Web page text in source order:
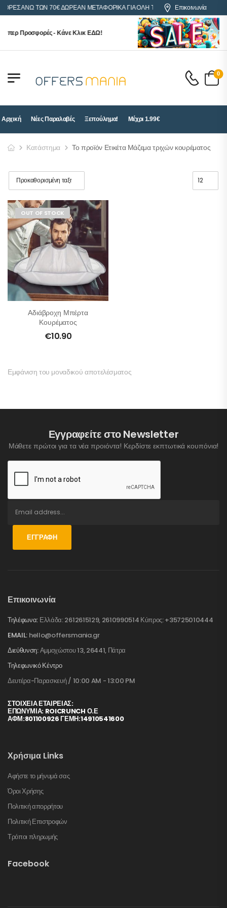
ΑΝΩ ΤΩΝ 70€ ΔΩΡΕΑΝ ΜΕΤΑΦΟΡΙΚΑ ΓΙΑ ΟΛΗ ΤΗΝ ΕΛΛΑΔΑΕπικοινωνία
Προσφορές - Κάνε Κλικ ΕΔΩ!
0
Αρχική Νέες Παραλαβές Ξεπούλημα! Μέχρι 1.99€
Κατάστημα Το προϊόν Ετικέτα Μάζεμα τριχών κουρέματος
OUT OF STOCK
Αδιάβροχη Μπέρτα
Κουρέματος
€10.90
Εμφάνιση του μοναδικού αποτελέσματος
Εγγραφείτε στο Newsletter
Μάθετε πρώτοι για τα νέα προιόντα! Κερδίστε εκπτωτικά κουπόνια!
ΕΓΓΡΑΦΉ
Επικοινωνία
Τηλέφωνα: Ελλάδα: 2612615129, 2610990514 Κύπρος: +35725010444
EMAIL: hello@offersmania.gr
Διεύθυνση:Αμμοχώστου 13, 26441, Πάτρα
Τηλεφωνικό Κέντρο
Δευτέρα-Παρασκευή / 10:00 AM - 13:00 PM
ΣΤΟΙΧΕΊΑ ΕΤΑΙΡΕΊΑΣ:
ΕΠΩΝΥΜΙΑ: ROICRUNCH Ο.Ε
ΑΦΜ:801100926 ΓΕΜΗ:14910541600
Χρήσιμα Links
Αφήστε το μήνυμά σας
Όροι Χρήσης
Πολιτική απορρήτου
Πολιτική Επιστροφών
Τρόποι πληρωμής
Facebook